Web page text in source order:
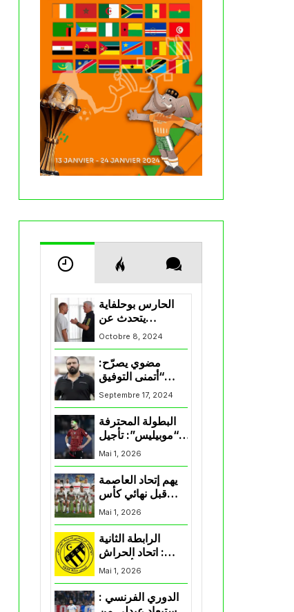
الحارس بوحلفاية
يتحدث عن
طموحاته مع
المنتخب و شباب
قسنطينة
Octobre 8, 2024
مضوي يصرّح:
“أتمنى التوفيق
لممثلي الكرة
الجزائرية في
Septembre 17, 2024
البطولة المحترفة
“موبيليس”: تأجيل
مباراة إتحاد
العاصمة وأتلتيك
بارادو
Mai 1, 2026
يهم إتحاد العاصمة
قبل نهائي كأس
اكاف : الزمالك
يسقط بثلاثية أمام
Mai 1, 2026
الرابطة الثانية
: اتحاد الحراش
يحسم التأهل إلى
“البلاي أوف”
Mai 1, 2026
الدوري الفرنسي :